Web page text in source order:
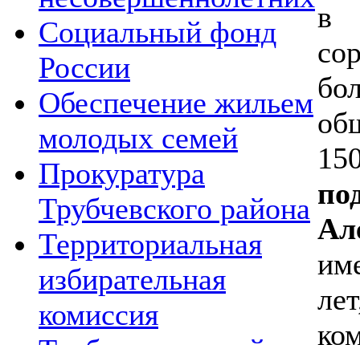
Социальный фонд
России
Обеспечение жильем
молодых семей
Прокуратура
Трубчевского района
Территориальная
избирательная
комиссия
в